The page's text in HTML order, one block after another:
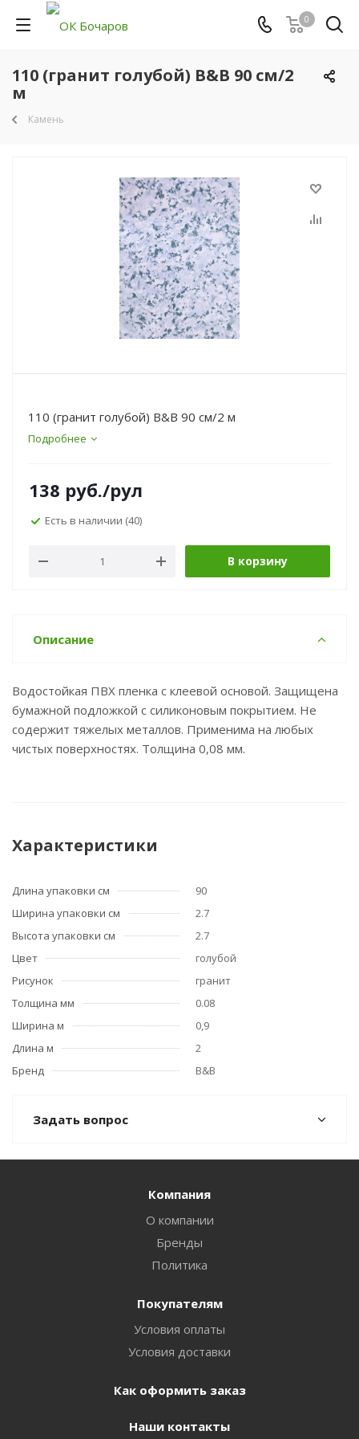
0
110 (гранит голубой) B&B 90 см/2
м
Камень
110 (гранит голубой) B&B 90 см/2 м
Подробнее
138 руб./рул
Есть в наличии (40)
В корзину
Описание
Водостойкая ПВХ пленка с клеевой основой. Защищена
бумажной подложкой с силиконовым покрытием. Не
содержит тяжелых металлов. Применима на любых
чистых поверхностях. Толщина 0,08 мм.
Характеристики
Длина упаковки см
90
Ширина упаковки см
2.7
Высота упаковки см
2.7
Цвет
голубой
Рисунок
гранит
Толщина мм
0.08
Ширина м
0,9
Длина м
2
Бренд
B&B
Задать вопрос
Компания
О компании
Бренды
Политика
Покупателям
Условия оплаты
Условия доставки
Как оформить заказ
Наши контакты